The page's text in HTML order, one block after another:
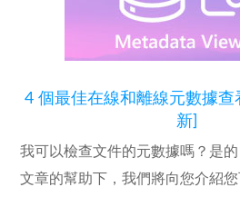
4 個最佳在線和離線元數據查
新]
我可以檢查文件的元數據嗎？是
文章的幫助下，我們將向您介紹